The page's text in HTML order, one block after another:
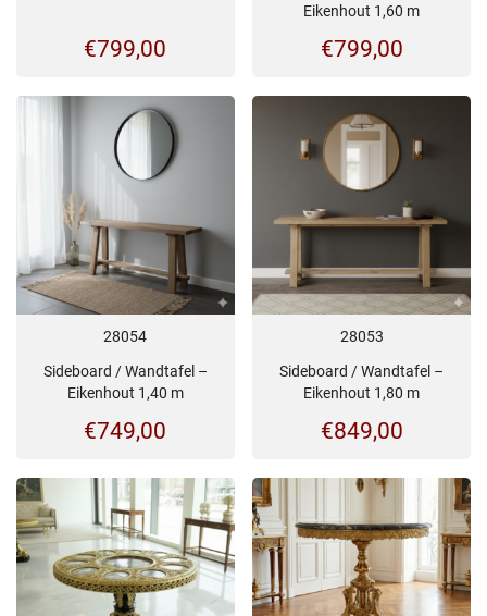
€799,00
Eikenhout 1,60 m
€799,00
28054
Sideboard / Wandtafel –
Eikenhout 1,40 m
€749,00
28053
Sideboard / Wandtafel –
Eikenhout 1,80 m
€849,00